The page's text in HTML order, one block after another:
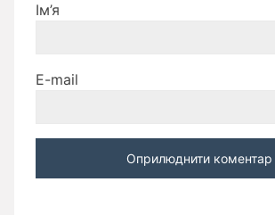
Ім’я
E-mail